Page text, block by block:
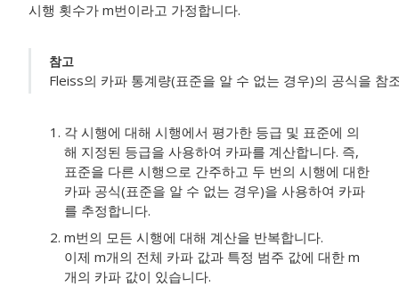
시행 횟수가 m번이라고 가정합니다.
참고
Fleiss의 카파 통계량(표준을 알 수 없는 경우)의 공식을 참
각 시행에 대해 시행에서 평가한 등급 및 표준에 의
해 지정된 등급을 사용하여 카파를 계산합니다. 즉,
표준을 다른 시행으로 간주하고 두 번의 시행에 대한
카파 공식(표준을 알 수 없는 경우)을 사용하여 카파
를 추정합니다.
m번의 모든 시행에 대해 계산을 반복합니다.
이제 m개의 전체 카파 값과 특정 범주 값에 대한 m
개의 카파 값이 있습니다.